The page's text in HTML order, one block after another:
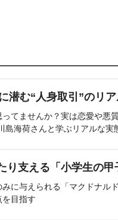
潜む“人身取引”のリ
ってませんか？実は恋愛や悪
海荷さんと学ぶリアルな実
支える「小学生の甲
に与えられる「マクドナル
を目指す